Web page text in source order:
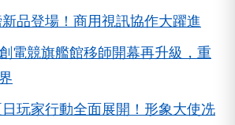
品登場！商用視訊協作大躍進
電競旗艦館移師開幕再升級，重
玩家行動全面展開！形象大使冼